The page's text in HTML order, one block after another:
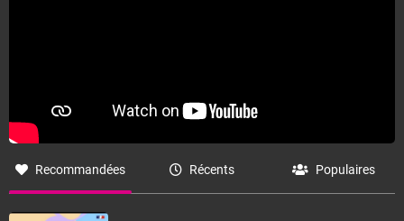
Recommandées Récents Populaires